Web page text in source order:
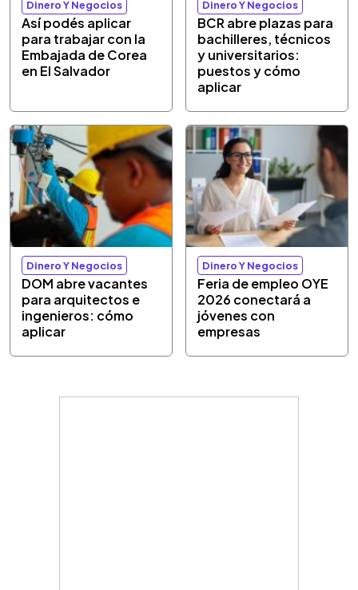
Dinero Y Negocios
Así podés aplicar
para trabajar con la
Embajada de Corea
en El Salvador
Dinero Y Negocios
BCR abre plazas para
bachilleres, técnicos
y universitarios:
puestos y cómo
aplicar
Dinero Y Negocios
DOM abre vacantes
para arquitectos e
ingenieros: cómo
aplicar
Dinero Y Negocios
Feria de empleo OYE
2026 conectará a
jóvenes con
empresas